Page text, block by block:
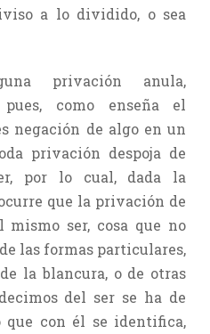
a lo dividido, o sea
privación anula,
como enseña el
negación de algo en un
privación despoja de
por lo cual, dada la
que la privación de
mismo ser, cosa que no
las formas particulares,
la blancura, o de otras
del ser se ha de
con él se identifica,